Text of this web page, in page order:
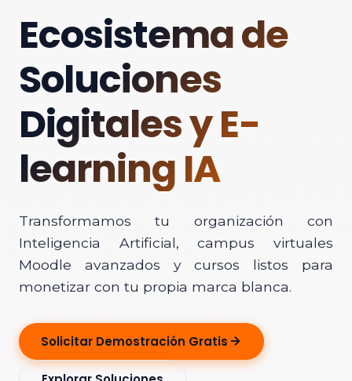
Ecosistema de
Soluciones
Digitales y E-
learning IA
Transformamos tu organización con
Inteligencia Artificial, campus virtuales
Moodle avanzados y cursos listos para
monetizar con tu propia marca blanca.
Solicitar Demostración Gratis